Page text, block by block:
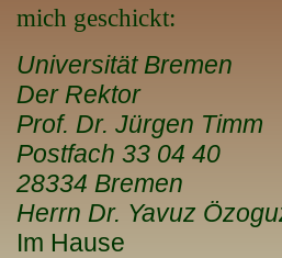
mich geschickt:
Universität Bremen
Der Rektor
Prof. Dr. Jürgen Timm
Postfach 33 04 40
28334 Bremen
Herrn Dr. Yavuz
Im Hause